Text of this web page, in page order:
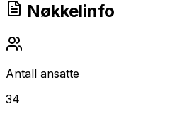
Nøkkelinfo
Antall ansatte
34